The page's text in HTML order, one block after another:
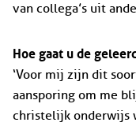
van collega’s uit
Hoe gaat u de
‘Voor mij zijn dit
aansporing om me
christelijk onderwijs